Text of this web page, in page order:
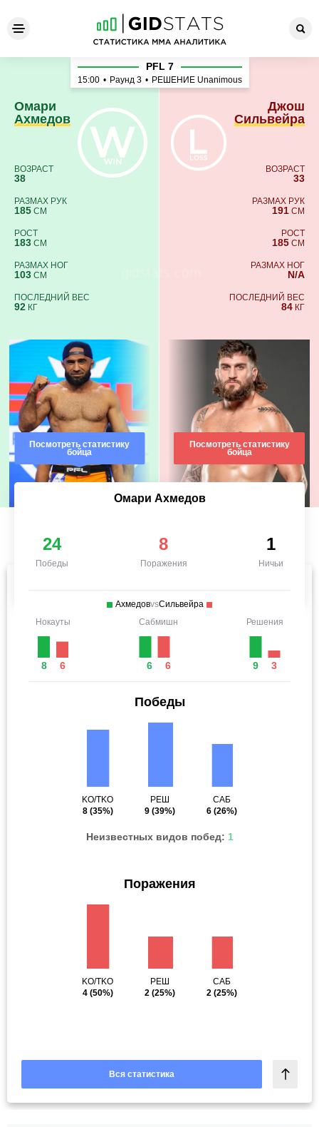
Омари Ахмедов - Джош
Омари
Ахмедов
ВОЗРАСТ
38
РАЗМАХ РУК
185 СМ
РОСТ
183 СМ
РАЗМАХ НОГ
103 СМ
ПОСЛЕДНИЙ ВЕС
92 КГ
Посмотреть статистику
бойца
PFL 7
15:00 • Раунд 3 • РЕШЕНИЕ Unanimous
Джош
Сильвейра
ВОЗРАСТ
33
РАЗМАХ РУК
191 СМ
РОСТ
185 СМ
РАЗМАХ НОГ
N/A
ПОСЛЕДНИЙ ВЕС
84 КГ
Посмотреть статистику
бойца
Омари Ахмедов
24
Победы
8
Поражения
1
Ничьи
АхмедовvsСильвейра
Нокауты
8 6
Сабмишн
6 6
Решения
9 3
Победы
KO/TKO
8(35%)
РЕШ
9 (39%)
САБ
6 (26%)
Неизвестных видов побед: 1
Поражения
KO/TKO
4(50%)
РЕШ
2 (25%)
САБ
2 (25%)
Вся статистика